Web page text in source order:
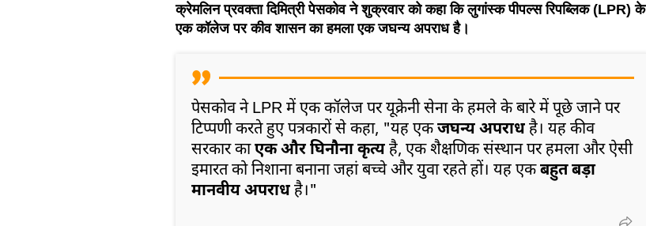
क्रेमलिन प्रवक्ता दिमित्री पेसकोव ने शुक्रवार को कहा कि लुगांस्क पीपल्स रिपब्लिक (LPR) के
एक कॉलेज पर कीव शासन का हमला एक जघन्य अपराध है।
पेसकोव ने LPR में एक कॉलेज पर यूक्रेनी सेना के हमले के बारे में पूछे जाने पर
टिप्पणी करते हुए पत्रकारों से कहा, "यह एकजघन्य अपराधहै। यह कीव
सरकार काएक और घिनौना कृत्यहै, एक शैक्षणिक संस्थान पर हमला और ऐसी
इमारत को निशाना बनाना जहां बच्चे और युवा रहते हों। यह एकबहुत बड़ा
मानवीय अपराधहै।"